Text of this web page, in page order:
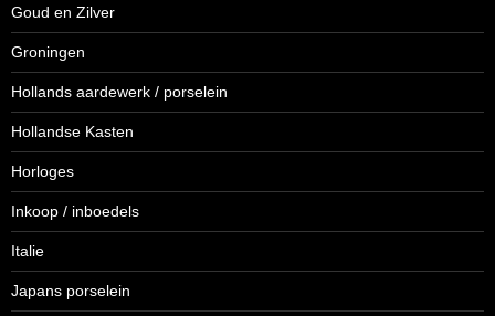
Goud en Zilver
Groningen
Hollands aardewerk / porselein
Hollandse Kasten
Horloges
Inkoop / inboedels
Italie
Japans porselein